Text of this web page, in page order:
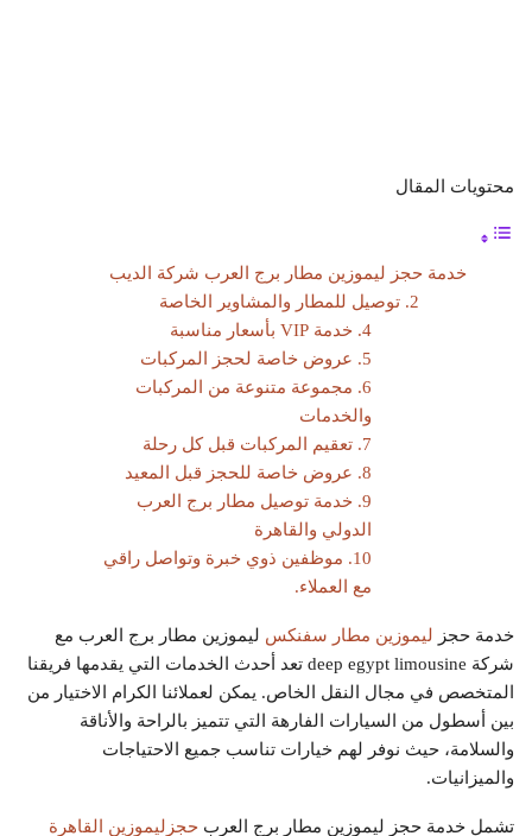
محتويات المقال
خدمة حجز ليموزين مطار برج العرب شركة الديب
2. توصيل للمطار والمشاوير الخاصة
4. خدمة VIP بأسعار مناسبة
5. عروض خاصة لحجز المركبات
6. مجموعة متنوعة من المركبات
والخدمات
7. تعقيم المركبات قبل كل رحلة
8. عروض خاصة للحجز قبل المعيد
9. خدمة توصيل مطار برج العرب
الدولي والقاهرة
10. موظفين ذوي خبرة وتواصل راقي
مع العملاء.
خدمة حجز ليموزين مطار سفنكس ليموزين مطار برج العرب مع
شركة deep egypt limousine تعد أحدث الخدمات التي يقدمها فريقنا
المتخصص في مجال النقل الخاص. يمكن لعملائنا الكرام الاختيار من
بين أسطول من السيارات الفارهة التي تتميز بالراحة والأناقة
والسلامة، حيث نوفر لهم خيارات تناسب جميع الاحتياجات
والميزانيات.
تشمل خدمة حجز ليموزين مطار برج العرب حجزليموزين القاهرة